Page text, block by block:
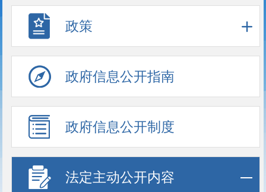
政策
政府信息公开指南
政府信息公开制度
法定主动公开内容